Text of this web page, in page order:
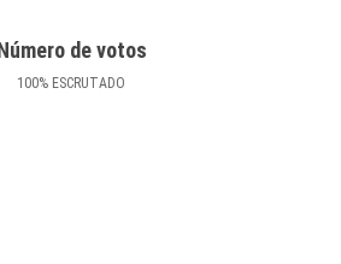
de votos
100% ESCRUTADO